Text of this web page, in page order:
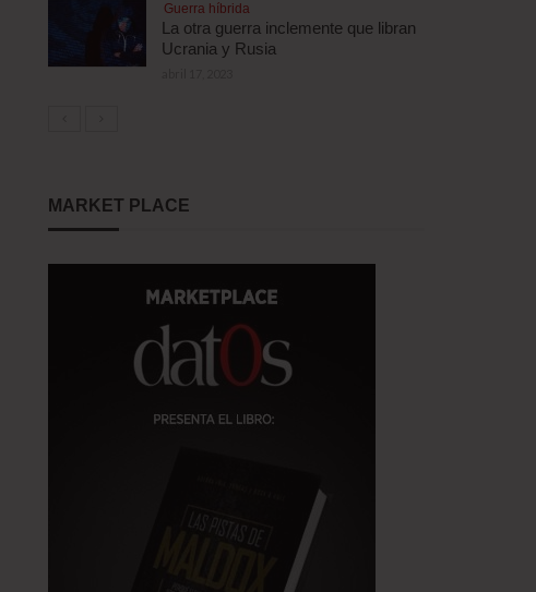
Guerra híbrida
La otra guerra inclemente que libran
Ucrania y Rusia
MARKET PLACE